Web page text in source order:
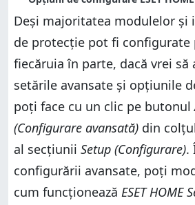
Deși majoritatea modulelor și
de protecție pot fi configurate
fiecăruia în parte, dacă vrei să
setările avansate și opțiunile
poți face cu un clic pe butonul
(Configurare avansată) din
al secțiunii Setup (Configurare).
configurării avansate, poți
cum funcționează ESET HOME